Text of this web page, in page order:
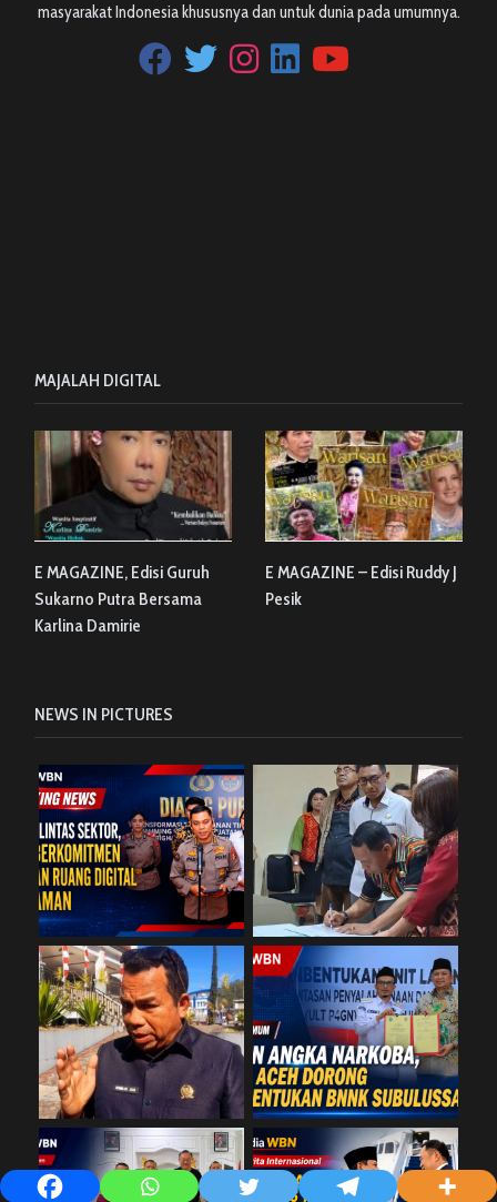
masyarakat Indonesia khususnya dan untuk dunia pada umumnya.
MAJALAH DIGITAL
E MAGAZINE, Edisi Guruh
Sukarno Putra Bersama
Karlina Damirie
E MAGAZINE – Edisi Ruddy J
Pesik
NEWS IN PICTURES